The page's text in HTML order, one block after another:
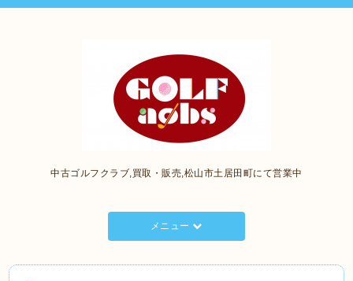
中古ゴルフクラブ,買取・販売,松山市土居田町にて営業中
メニュー